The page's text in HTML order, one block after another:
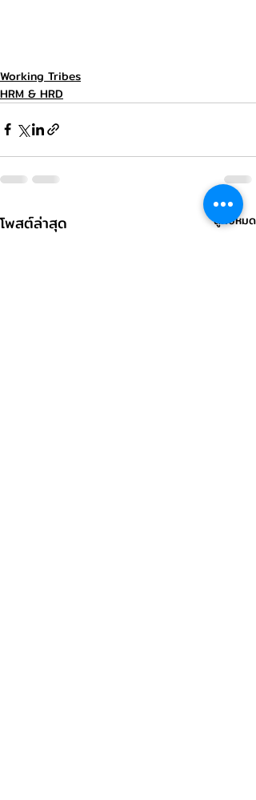
Working Tribes
HRM & HRD
โพสต์ล่าสุด ดูทั้งหมด